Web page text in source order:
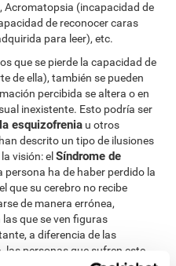
Acromatopsia (incapacidad de
de reconocer caras
para leer), etc.
que se pierde la capacidad de
de ella), también se pueden
percibida se altera o en
inexistente. Esto podría ser
esquizofrenia u otros
descrito un tipo de ilusiones
visión: elSíndrome de
persona ha de haber perdido la
que su cerebro no recibe
de manera errónea,
que se ven figuras
a diferencia de las
las personas que sufren este